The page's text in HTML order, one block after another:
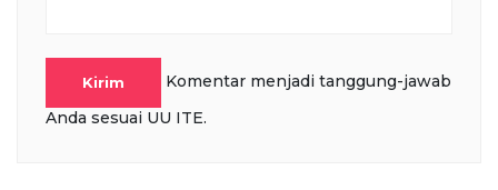
Kirim
Komentar menjadi tanggung-jawab
Anda sesuai UU ITE.